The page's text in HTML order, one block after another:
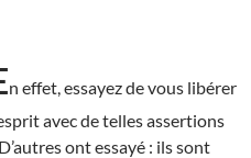
n effet, essayez de vous libérer
avec de telles assertions
ont essayé : ils sont